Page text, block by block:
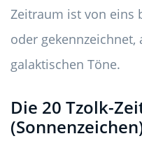
Zeitraum ist von eins
oder
galaktischen Töne.
Die 20 Tzolk-